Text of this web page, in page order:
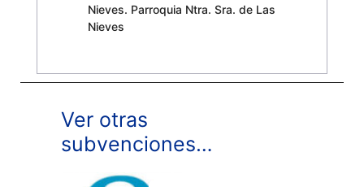
Nieves. Parroquia Ntra. Sra. de Las
Nieves
Ver otras
subvenciones…